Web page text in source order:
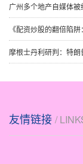
广州多个地产自媒体被
《配资炒股的翻倍陷
摩根士丹利研判：特朗
友情链接 /